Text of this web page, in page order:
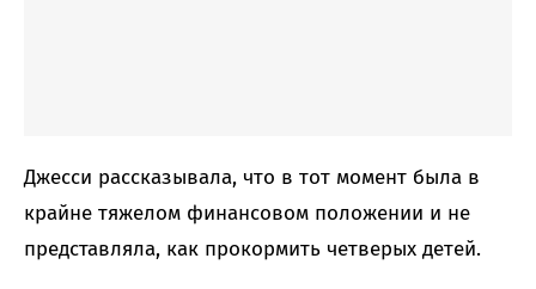
Джесси рассказывала, что в тот момент была в
крайне тяжелом финансовом положении и не
представляла, как прокормить четверых детей.